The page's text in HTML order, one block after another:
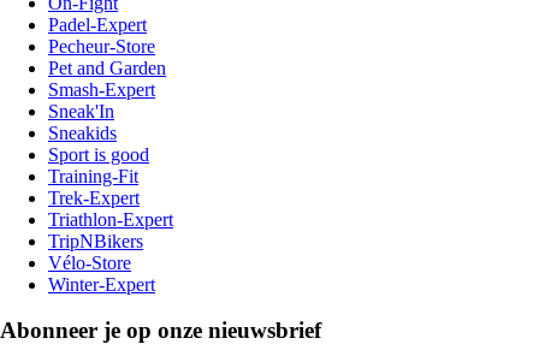
Padel-Expert
Pecheur-Store
Pet and Garden
Smash-Expert
Sneak'In
Sneakids
Sport is good
Training-Fit
Trek-Expert
Triathlon-Expert
TripNBikers
Vélo-Store
Winter-Expert
Abonneer je op onze nieuwsbrief